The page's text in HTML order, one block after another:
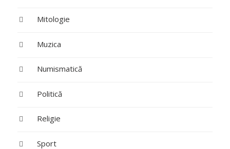
Mitologie
Muzica
Numismatică
Politică
Religie
Sport